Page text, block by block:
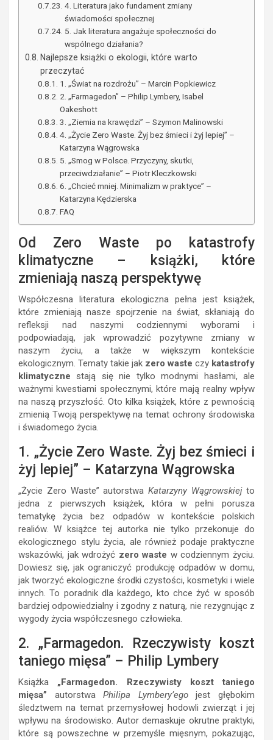
4. Literatura jako fundament zmiany
świadomości społecznej
5. Jak literatura angażuje społeczności do
wspólnego działania?
Najlepsze książki o ekologii, które warto
przeczytać
1. „Świat na rozdrożu” – Marcin Popkiewicz
2. „Farmagedon” – Philip Lymbery, Isabel
Oakeshott
3. „Ziemia na krawędzi” – Szymon Malinowski
4. „Życie Zero Waste. Żyj bez śmieci i żyj lepiej” –
Katarzyna Wągrowska
5. „Smog w Polsce. Przyczyny, skutki,
przeciwdziałanie” – Piotr Kleczkowski
6. „Chcieć mniej. Minimalizm w praktyce” –
Katarzyna Kędzierska
FAQ
Od Zero Waste po katastrofy
klimatyczne – książki, które
zmieniają naszą perspektywę
Współczesna literatura ekologiczna pełna jest książek,
które zmieniają nasze spojrzenie na świat, skłaniają do
refleksji nad naszymi codziennymi wyborami i
podpowiadają, jak wprowadzić pozytywne zmiany w
naszym życiu, a także w większym kontekście
ekologicznym. Tematy takie jak zero waste czy katastrofy
klimatyczne stają się nie tylko modnymi hasłami, ale
ważnymi kwestiami społecznymi, które mają realny wpływ
na naszą przyszłość. Oto kilka książek, które z pewnością
zmienią Twoją perspektywę na temat ochrony środowiska
i świadomego życia.
1. „Życie Zero Waste. Żyj bez śmieci i
żyj lepiej” – Katarzyna Wągrowska
„Życie Zero Waste” autorstwaKatarzyny Wągrowskiejto
jedna z pierwszych książek, która w pełni porusza
tematykę życia bez odpadów w kontekście polskich
realiów. W książce tej autorka nie tylko przekonuje do
ekologicznego stylu życia, ale również podaje praktyczne
wskazówki, jak wdrożyć zero waste w codziennym życiu.
Dowiesz się, jak ograniczyć produkcję odpadów w domu,
jak tworzyć ekologiczne środki czystości, kosmetyki i wiele
innych. To poradnik dla każdego, kto chce żyć w sposób
bardziej odpowiedzialny i zgodny z naturą, nie rezygnując z
wygody życia współczesnego człowieka.
2. „Farmagedon. Rzeczywisty koszt
taniego mięsa” – Philip Lymbery
Książka „Farmagedon. Rzeczywisty koszt taniego
mięsa” autorstwaPhilipa Lymbery’egojest głębokim
śledztwem na temat przemysłowej hodowli zwierząt i jej
wpływu na środowisko. Autor demaskuje okrutne praktyki,
które są powszechne w przemyśle mięsnym, pokazując,